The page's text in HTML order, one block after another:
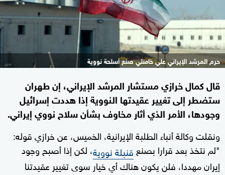
حرم المرشد الإيراني علي خامنئي صنع أسلحة نووية
قال كمال خرازي مستشار المرشد الإيراني، إن طهران
ستضطر إلى تغيير عقيدتها النووية إذا هددت إسرائيل
وجودها، الأمر الذي أثار مخاوف بشأن سلاح نووي إيراني.
ونقلت وكالة أنباء الطلبة الإيرانية، الخميس، عن خرازي قوله:
"لم نتخذ بعد قرارا بصنع قنبلة نووية، لكن إذا أصبح وجود
إيران مهددا، فلن يكون هناك أي خيار سوى تغيير عقيدتنا